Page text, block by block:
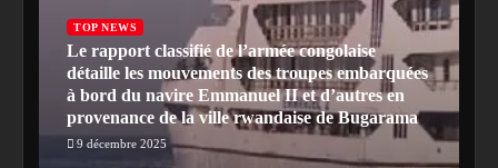
TOP NEWS
Le rapport classifié de l’armée congolaise
détaille les mouvements des troupes embarquées
à bord du navire Emmanuel II et d’autres en
provenance de la ville rwandaise de Bugarama
9 décembre 2025